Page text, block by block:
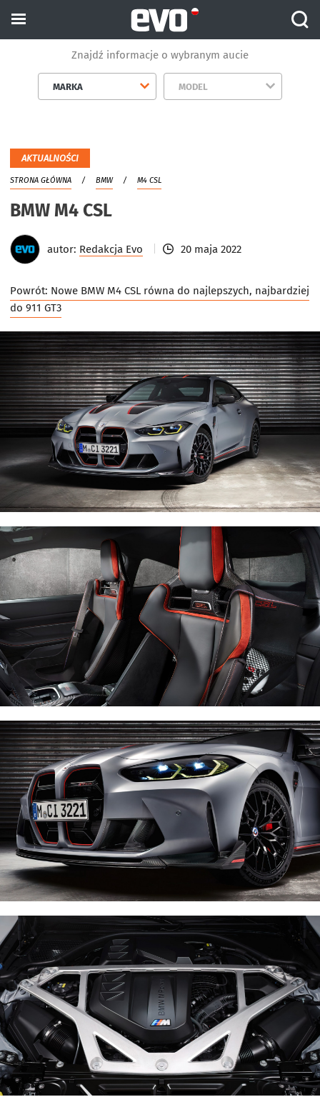
Znajdź informacje o wybranym aucie
MARKA MODEL
AKTUALNOŚCI
STRONA GŁÓWNA BMW M4 CSL
BMW M4 CSL
autor: Redakcja Evo 20 maja 2022
Powrót: Nowe BMW M4 CSL równa do najlepszych, najbardziej
do 911 GT3